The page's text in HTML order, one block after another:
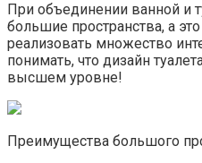
При объединении ванной и
большие пространства, а
реализовать множество
понимать, что дизайн
высшем уровне!
Преимущества большого